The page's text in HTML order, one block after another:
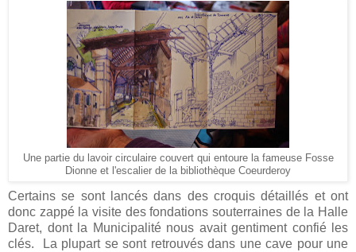
Une partie du lavoir circulaire couvert qui entoure la fameuse Fosse
Dionne et l'escalier de la bibliothèque Coeurderoy
Certains se sont lancés dans des croquis détaillés et ont
donc zappé la visite des fondations souterraines de la Halle
Daret, dont la Municipalité nous avait gentiment confié les
clés. La plupart se sont retrouvés dans une cave pour une